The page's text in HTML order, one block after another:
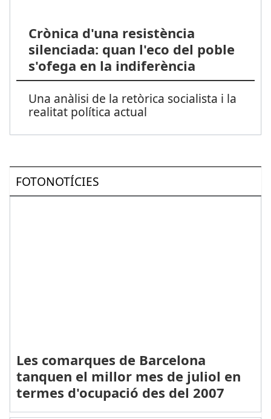
Crònica d'una resistència
silenciada: quan l'eco del poble
s'ofega en la indiferència
Una anàlisi de la retòrica socialista i la
realitat política actual
FOTONOTÍCIES
Les comarques de Barcelona
tanquen el millor mes de juliol en
termes d'ocupació des del 2007